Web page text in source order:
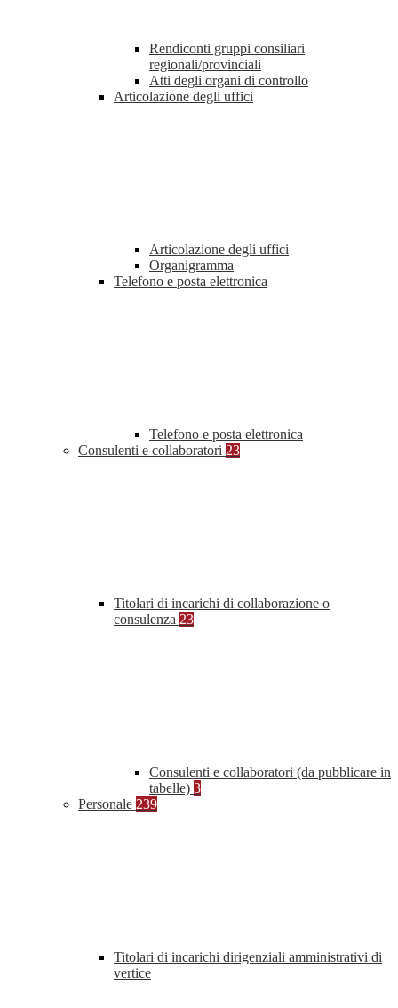
Rendiconti gruppi consiliari
regionali/provinciali
Atti degli organi di controllo
Articolazione degli uffici
Articolazione degli uffici
Organigramma
Telefono e posta elettronica
Telefono e posta elettronica
Consulenti e collaboratori 23
Titolari di incarichi di collaborazione o
consulenza 23
Consulenti e collaboratori (da pubblicare in
tabelle) 3
Personale 239
Titolari di incarichi dirigenziali amministrativi di
vertice